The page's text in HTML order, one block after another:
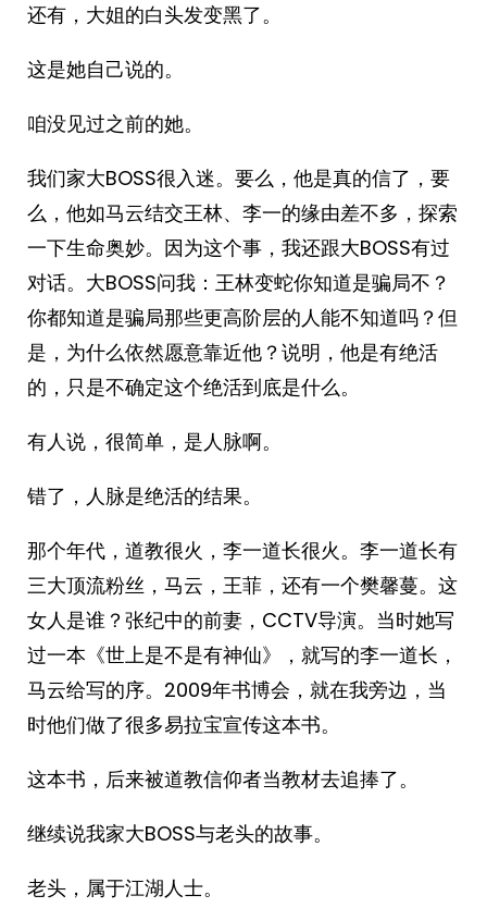
还有，大姐的白头发变黑了。
这是她自己说的。
咱没见过之前的她。
我们家大BOSS很入迷。要么，他是真的信了，要
么，他如马云结交王林、李一的缘由差不多，探索
一下生命奥妙。因为这个事，我还跟大BOSS有过
对话。大BOSS问我：王林变蛇你知道是骗局不？
你都知道是骗局那些更高阶层的人能不知道吗？但
是，为什么依然愿意靠近他？说明，他是有绝活
的，只是不确定这个绝活到底是什么。
有人说，很简单，是人脉啊。
错了，人脉是绝活的结果。
那个年代，道教很火，李一道长很火。李一道长有
三大顶流粉丝，马云，王菲，还有一个樊馨蔓。这
女人是谁？张纪中的前妻，CCTV导演。当时她写
过一本《世上是不是有神仙》，就写的李一道长，
马云给写的序。2009年书博会，就在我旁边，当
时他们做了很多易拉宝宣传这本书。
这本书，后来被道教信仰者当教材去追捧了。
继续说我家大BOSS与老头的故事。
老头，属于江湖人士。